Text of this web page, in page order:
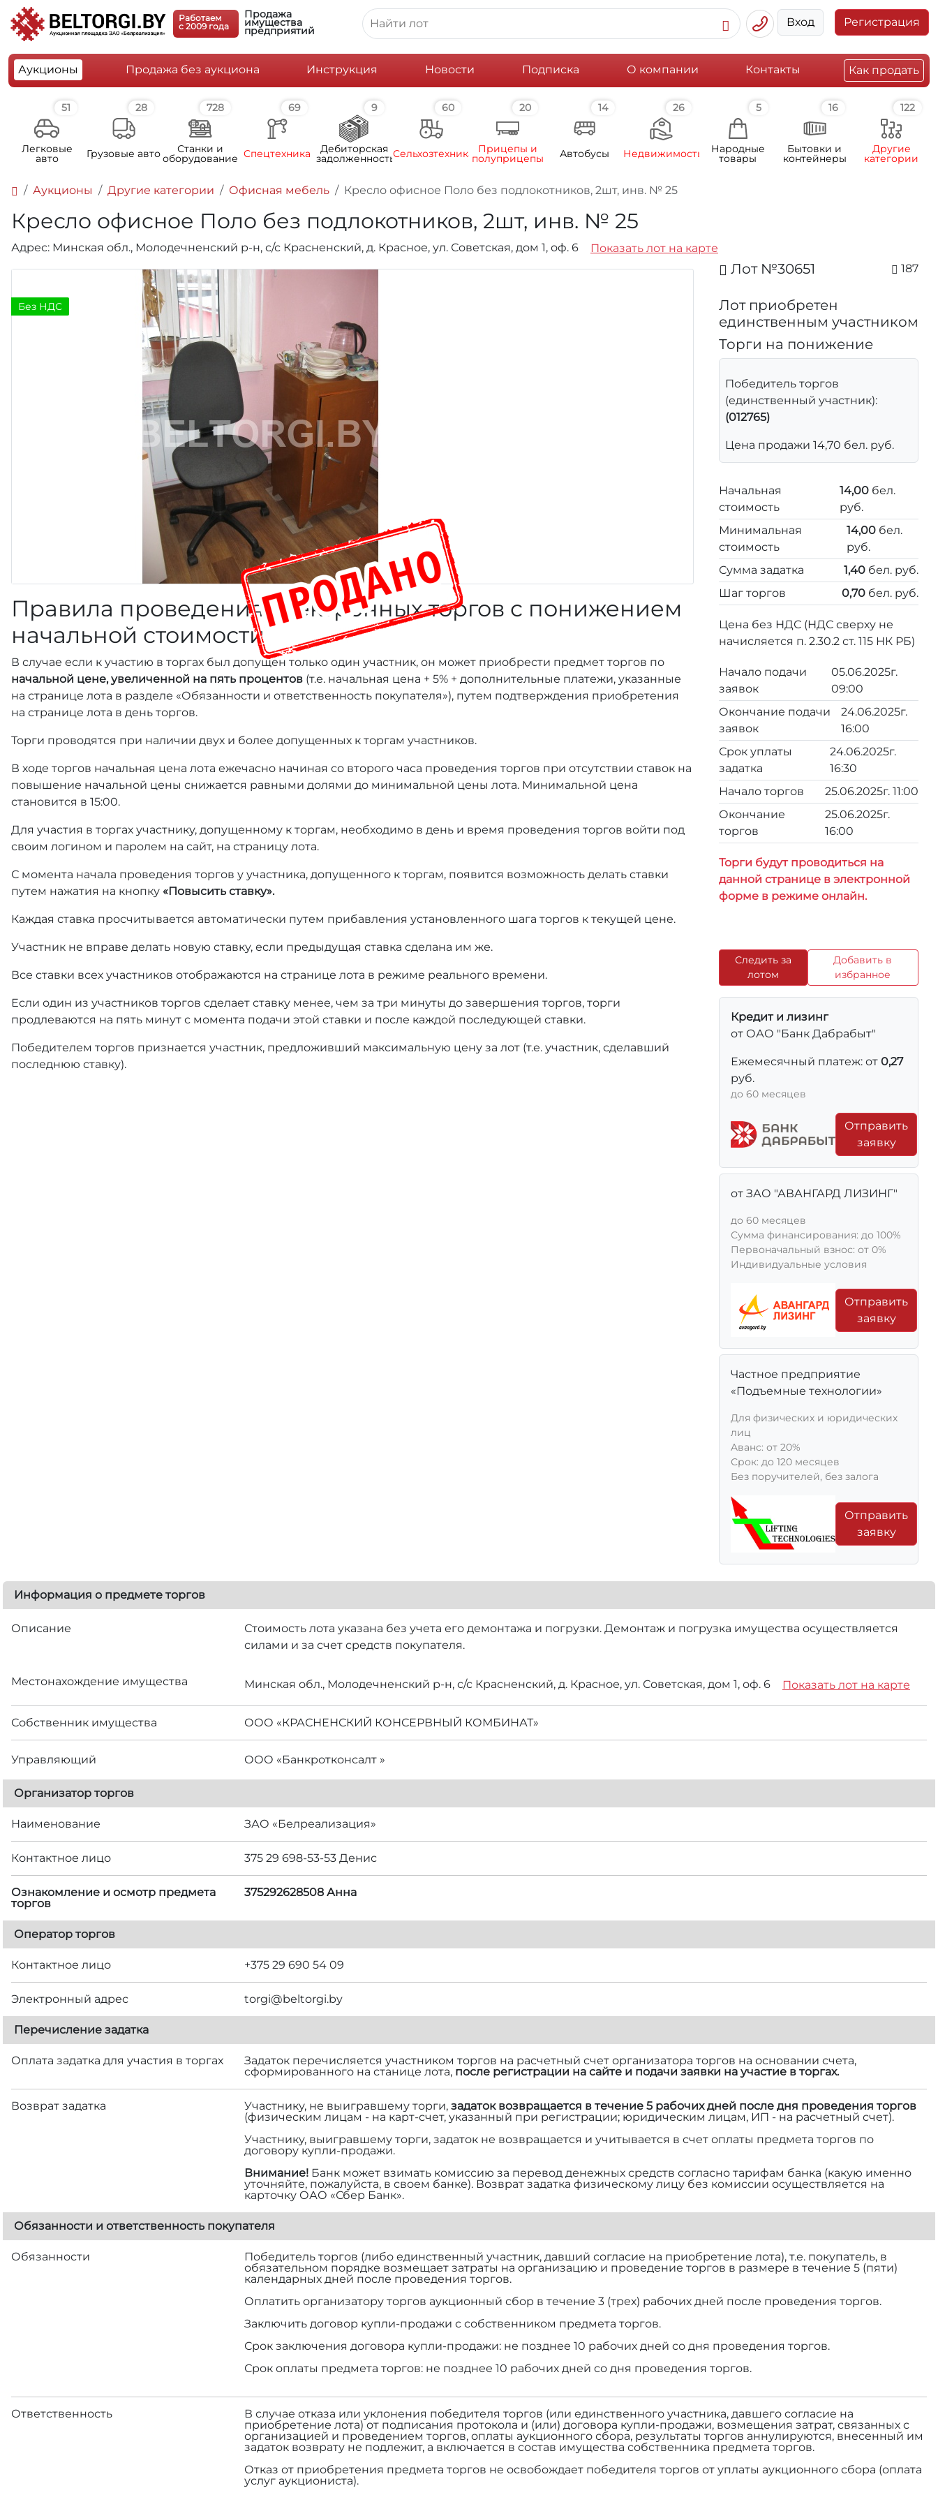
Работаем
c 2009 года
Продажа
имущества
предприятий
Вход Регистрация
Аукционы Продажа без аукциона Инструкция Новости Подписка О компании Контакты Как продать
51
Легковые
авто
28
Грузовые авто
728
Станки и
оборудование
69
Спецтехника
9
Дебиторская
задолженность
60
Сельхозтехника
20
Прицепы и
полуприцепы
14
Автобусы
26
Недвижимость
5
Народные
товары
16
Бытовки и
контейнеры
122
Другие
категории
Аукционы Другие категории Офисная мебель Кресло офисное Поло без подлокотников, 2шт, инв. № 25
Кресло офисное Поло без подлокотников, 2шт, инв. № 25
Адрес: Минская обл., Молодечненский р-н, с/с Красненский, д. Красное, ул. Советская, дом 1, оф. 6 Показать лот на карте
Без НДС
Правила проведения электронных торгов с понижением
начальной стоимости
В случае если к участию в торгах был допущен только один участник, он может приобрести предмет торгов по
начальной цене, увеличенной на пять процентов (т.е. начальная цена + 5% + дополнительные платежи, указанные
на странице лота в разделе «Обязанности и ответственность покупателя»), путем подтверждения приобретения
на странице лота в день торгов.
Торги проводятся при наличии двух и более допущенных к торгам участников.
В ходе торгов начальная цена лота ежечасно начиная со второго часа проведения торгов при отсутствии ставок на
повышение начальной цены снижается равными долями до минимальной цены лота. Минимальной цена
становится в 15:00.
Для участия в торгах участнику, допущенному к торгам, необходимо в день и время проведения торгов войти под
своим логином и паролем на сайт, на страницу лота.
С момента начала проведения торгов у участника, допущенного к торгам, появится возможность делать ставки
путем нажатия на кнопку «Повысить ставку».
Каждая ставка просчитывается автоматически путем прибавления установленного шага торгов к текущей цене.
Участник не вправе делать новую ставку, если предыдущая ставка сделана им же.
Все ставки всех участников отображаются на странице лота в режиме реального времени.
Если один из участников торгов сделает ставку менее, чем за три минуты до завершения торгов, торги
продлеваются на пять минут с момента подачи этой ставки и после каждой последующей ставки.
Победителем торгов признается участник, предложивший максимальную цену за лот (т.е. участник, сделавший
последнюю ставку).
Лот №30651 187
Лот приобретен
единственным участником
Торги на понижение
Победитель торгов
(единственный участник):
(012765)
Цена продажи 14,70 бел. руб.
Начальная
стоимость
14,00 бел.
руб.
Минимальная
стоимость
14,00 бел.
руб.
Сумма задатка
1,40 бел. руб.
Шаг торгов
0,70 бел. руб.
Цена без НДС (НДС сверху не
начисляется п. 2.30.2 ст. 115 НК РБ)
Начало подачи
заявок
05.06.2025г.
09:00
Окончание подачи
заявок
24.06.2025г.
16:00
Срок уплаты
задатка
24.06.2025г.
16:30
Начало торгов
25.06.2025г. 11:00
Окончание
торгов
25.06.2025г.
16:00
Торги будут проводиться на
данной странице в электронной
форме в режиме онлайн.
Следить за
лотом
Добавить в
избранное
Кредит и лизинг
от ОАО "Банк Дабрабыт"
Ежемесячный платеж: от 0,27
руб.
до 60 месяцев
Отправить
заявку
от ЗАО "АВАНГАРД ЛИЗИНГ"
до 60 месяцев
Сумма финансирования: до 100%
Первоначальный взнос: от 0%
Индивидуальные условия
Отправить
заявку
Частное предприятие
«Подъемные технологии»
Для физических и юридических
лиц
Aванс: от 20%
Срок: до 120 месяцев
Без поручителей, без залога
Отправить
заявку
Информация о предмете торгов
Описание
Стоимость лота указана без учета его демонтажа и погрузки. Демонтаж и погрузка имущества осуществляется
силами и за счет средств покупателя.
Местонахождение имущества Минская обл., Молодечненский р-н, с/с Красненский, д. Красное, ул. Советская, дом 1, оф. 6 Показать лот на карте
Собственник имущества ООО «КРАСНЕНСКИЙ КОНСЕРВНЫЙ КОМБИНАТ»
Управляющий ООО «Банкротконсалт »
Организатор торгов
Наименование ЗАО «Белреализация»
Контактное лицо 375 29 698-53-53 Денис
Ознакомление и осмотр предмета
торгов
375292628508 Анна
Оператор торгов
Контактное лицо +375 29 690 54 09
Электронный адрес torgi@beltorgi.by
Перечисление задатка
Оплата задатка для участия в торгах
Задаток перечисляется участником торгов на расчетный счет организатора торгов на основании счета,
сформированного на станице лота, после регистрации на сайте и подачи заявки на участие в торгах.
Возврат задатка Участнику, не выигравшему торги, задаток возвращается в течение 5 рабочих дней после дня проведения торгов
(физическим лицам - на карт-счет, указанный при регистрации; юридическим лицам, ИП - на расчетный счет).
Участнику, выигравшему торги, задаток не возвращается и учитывается в счет оплаты предмета торгов по
договору купли-продажи.
Внимание! Банк может взимать комиссию за перевод денежных средств согласно тарифам банка (какую именно
уточняйте, пожалуйста, в своем банке). Возврат задатка физическому лицу без комиссии осуществляется на
карточку ОАО «Сбер Банк».
Обязанности и ответственность покупателя
Обязанности
Победитель торгов (либо единственный участник, давший согласие на приобретение лота), т.е. покупатель, в
обязательном порядке возмещает затраты на организацию и проведение торгов в размере в течение 5 (пяти)
календарных дней после проведения торгов.
Оплатить организатору торгов аукционный сбор в течение 3 (трех) рабочих дней после проведения торгов.
Заключить договор купли-продажи с собственником предмета торгов.
Срок заключения договора купли-продажи: не позднее 10 рабочих дней со дня проведения торгов.
Срок оплаты предмета торгов: не позднее 10 рабочих дней со дня проведения торгов.
Ответственность
В случае отказа или уклонения победителя торгов (или единственного участника, давшего согласие на
приобретение лота) от подписания протокола и (или) договора купли-продажи, возмещения затрат, связанных с
организацией и проведением торгов, оплаты аукционного сбора, результаты торгов аннулируются, внесенный им
задаток возврату не подлежит, а включается в состав имущества собственника предмета торгов.
Отказ от приобретения предмета торгов не освобождает победителя торгов от уплаты аукционного сбора (оплата
услуг аукциониста).